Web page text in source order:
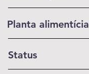
Planta alimentícia
Status